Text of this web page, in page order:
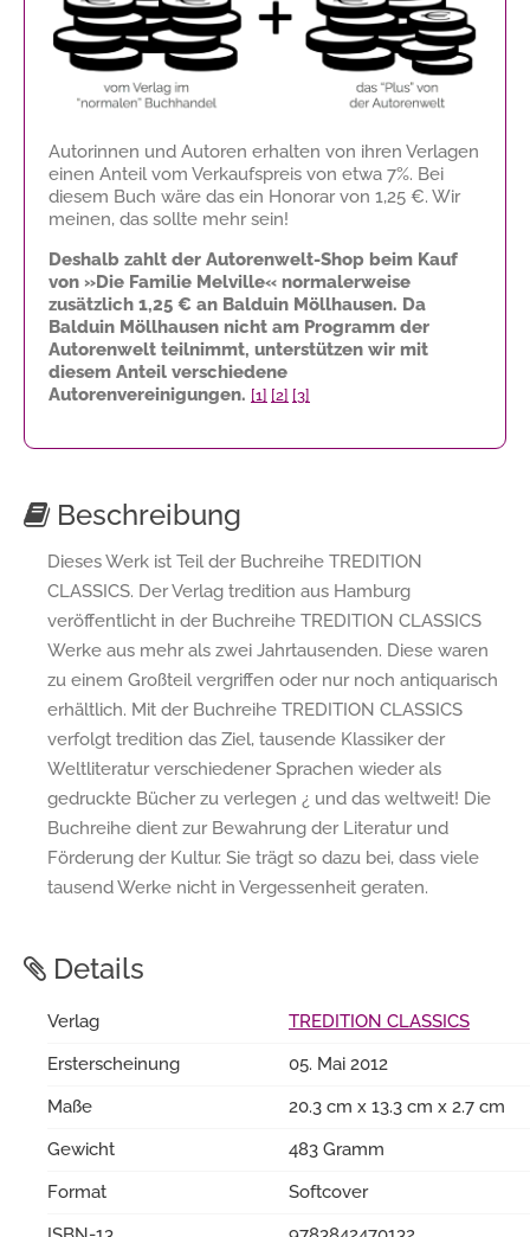
Autorinnen und Autoren erhalten von ihren Verlagen
einen Anteil vom Verkaufspreis von etwa 7%. Bei
diesem Buch wäre das ein Honorar von 1,25 €. Wir
meinen, das sollte mehr sein!
Deshalb zahlt der Autorenwelt-Shop beim Kauf
von »Die Familie Melville« normalerweise
zusätzlich 1,25 € an Balduin Möllhausen. Da
Balduin Möllhausen nicht am Programm der
Autorenwelt teilnimmt, unterstützen wir mit
diesem Anteil verschiedene
Autorenvereinigungen. [1] [2] [3]
Beschreibung
Dieses Werk ist Teil der Buchreihe TREDITION
CLASSICS. Der Verlag tredition aus Hamburg
veröffentlicht in der Buchreihe TREDITION CLASSICS
Werke aus mehr als zwei Jahrtausenden. Diese waren
zu einem Großteil vergriffen oder nur noch antiquarisch
erhältlich. Mit der Buchreihe TREDITION CLASSICS
verfolgt tredition das Ziel, tausende Klassiker der
Weltliteratur verschiedener Sprachen wieder als
gedruckte Bücher zu verlegen ¿ und das weltweit! Die
Buchreihe dient zur Bewahrung der Literatur und
Förderung der Kultur. Sie trägt so dazu bei, dass viele
tausend Werke nicht in Vergessenheit geraten.
Details
Verlag
TREDITION CLASSICS
Ersterscheinung
05. Mai 2012
Maße
20.3 cm x 13.3 cm x 2.7 cm
Gewicht
483 Gramm
Format
Softcover